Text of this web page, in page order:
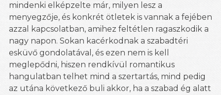
mindenki elképzelte már, milyen lesz a
menyegzője, és konkrét ötletek is vannak a fejében
azzal kapcsolatban, amihez feltétlen ragaszkodik a
nagy napon. Sokan kacérkodnak a szabadtéri
esküvő gondolatával, és ezen nem is kell
meglepődni, hiszen rendkívül romantikus
hangulatban telhet mind a szertartás, mind pedig
az utána következő buli akkor, ha a szabad ég alatt